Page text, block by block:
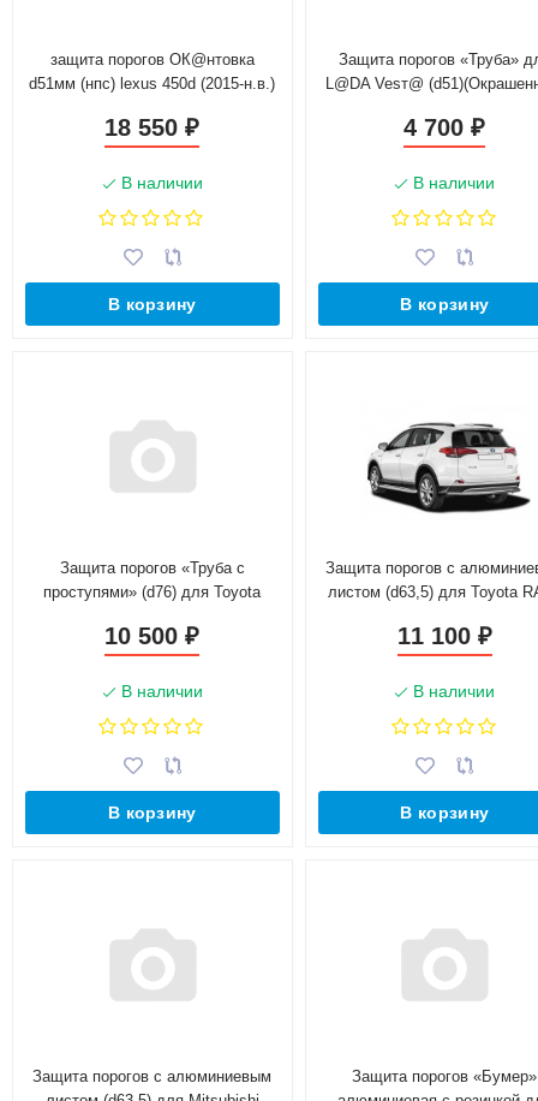
защита порогов ОК@нтовка
d51мм (нпс) lexus 450d (2015-н.в.)
18 550₽
В наличии
В корзину
Защита порогов «Труба»
L@DA Vesт@
4 700₽
В наличии
В корзину
Защита порогов «Труба с
проступями» (d76) для Toyota
(Окрашенное)
10 500₽
В наличии
В корзину
Защита порогов с
листом (d63,5) для Toyota
(Окрашенное)
11 100 ₽
В наличии
В корзину
Защита порогов с алюминиевым
Защита порогов «Бумер»